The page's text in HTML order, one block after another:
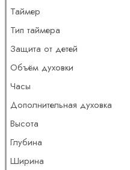
Таймер
Тип таймера
Защита от детей
Объём духовки
Часы
Дополнительная духовка
Высота
Глубина
Ширина